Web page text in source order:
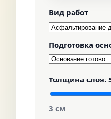
Вид работ
Подготовка
Толщина слоя:
3 см